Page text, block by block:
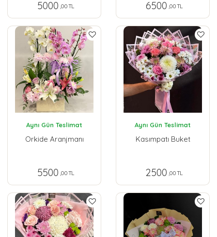
5000 ,00 TL 6500 ,00 TL
Aynı Gün Teslimat
Orkide Aranjmanı
5500 ,00 TL
Aynı Gün Teslimat
Kasımpatı Buket
2500 ,00 TL